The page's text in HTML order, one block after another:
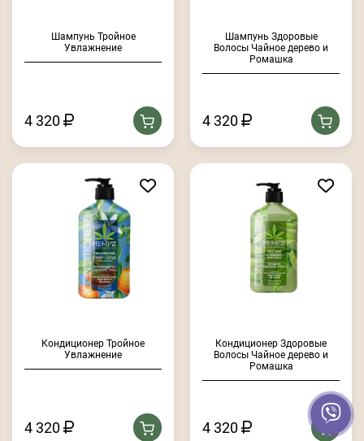
Шампунь Тройное
Увлажнение
4 320
Шампунь Здоровые
Волосы Чайное дерево и
Ромашка
4 320
Кондиционер Тройное
Увлажнение
4 320
Кондиционер Здоровые
Волосы Чайное дерево и
Ромашка
4 320